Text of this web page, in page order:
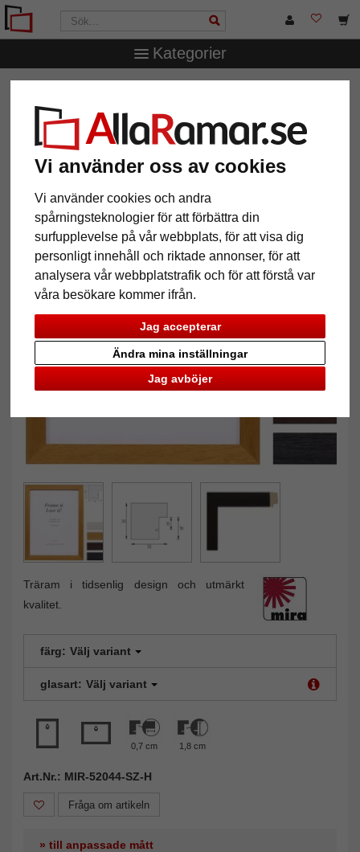
Vi använder oss av cookies
Vi använder cookies och andra
spårningsteknologier för att förbättra din
surfupplevelse på vår webbplats, för att visa dig
personligt innehåll och riktade annonser, för att
analysera vår webbplatstrafik och för att förstå var
våra besökare kommer ifrån.
Jag accepterar
Jag avböjer
Ändra mina inställningar
Kategorier
Träram Calais efter mått
Tillbaka
Träram i tidsenlig design och utmärkt
kvalitet.
färg: Välj variant
glasart: Välj variant
0,7 cm 1,8 cm
Art.Nr.: MIR-52044-SZ-H
Fråga om artikeln
» till anpassade mått